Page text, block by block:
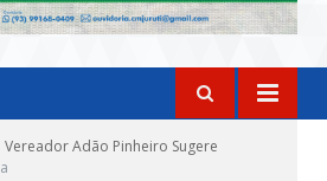
Vereador Adão Pinheiro Sugere
a